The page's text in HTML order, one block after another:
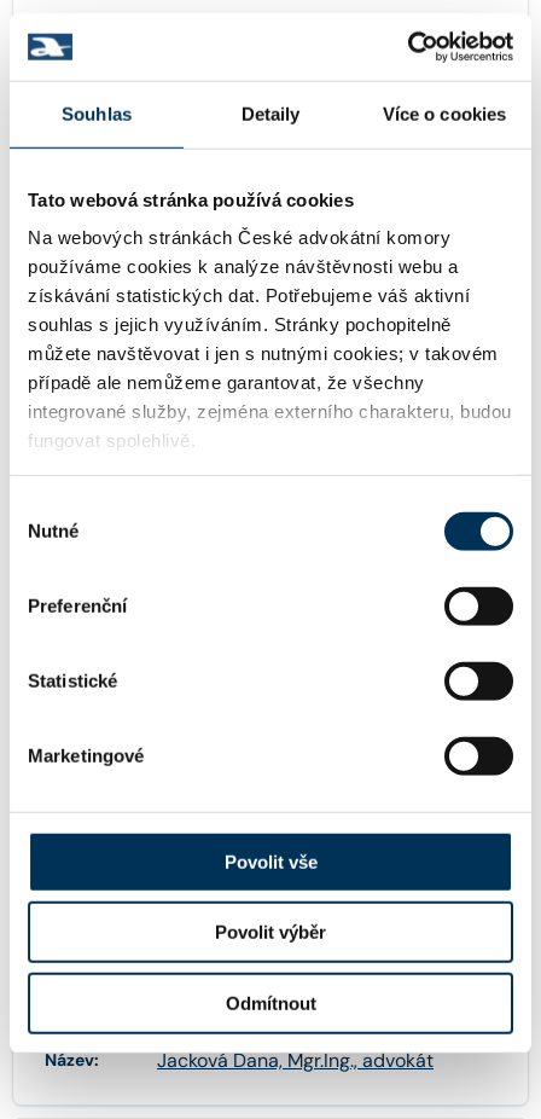
Souhlas Detaily Více o cookies
Tato webová stránka používá cookies
Na webových stránkách České advokátní komory
používáme cookies k analýze návštěvnosti webu a
získávání statistických dat. Potřebujeme váš aktivní
souhlas s jejich využíváním. Stránky pochopitelně
můžete navštěvovat i jen s nutnými cookies; v takovém
případě ale nemůžeme garantovat, že všechny
integrované služby, zejména externího charakteru, budou
fungovat spolehlivě.
souhlasu
Nutné
Preferenční
Statistické
Marketingové
Povolit vše
Povolit výběr
Odmítnout
02 občanské právo
TRVALE SPOLUPRACUJE S FIRMOU
Kocián Šolc Balaštík, advokátní kancelář, s.r.o.
Telefon:
+420224103234
FIRMA
Název: Jacková Dana, Mgr.Ing., advokát